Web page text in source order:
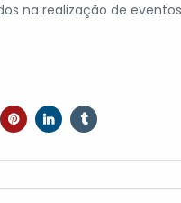
na realização de